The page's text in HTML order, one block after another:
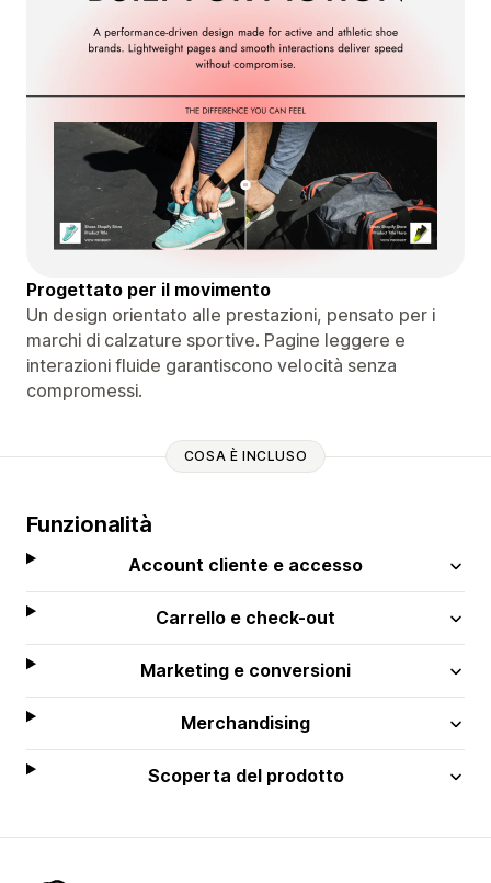
Progettato per il movimento
Un design orientato alle prestazioni, pensato per i
marchi di calzature sportive. Pagine leggere e
interazioni fluide garantiscono velocità senza
compromessi.
COSA È INCLUSO
Funzionalità
Account cliente e accesso
Carrello e check-out
Marketing e conversioni
Merchandising
Scoperta del prodotto